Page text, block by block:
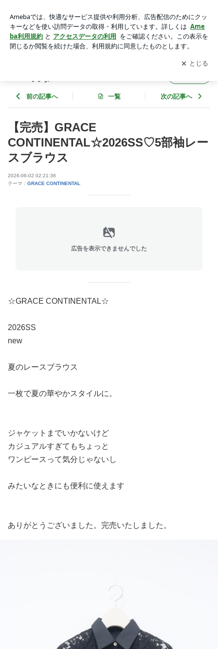
ラウス | boutique CalenDarのブログ☆ブティックカレンダー
アプリをダウンロードして ブログの更新通知
を受け取りまし
ょう。
開く
レンダー
前の記事へ 一覧 次の記事へ
【完売】GRACE
CONTINENTAL☆2026SS♡5部袖レー
スブラウス
2026-06-02 02:21:36
テーマ： GRACE CONTINENTAL
広告を表示できませんでした
☆GRACE CONTINENTAL☆
2026SS
new
夏のレースブラウス
一枚で夏の華やかスタイルに。
ジャケットまでいかないけど
カジュアルすぎてもちょっと
ワンピースって気分じゃないし
みたいなときにも便利に使えます
ありがとうございました。完売いたしました。